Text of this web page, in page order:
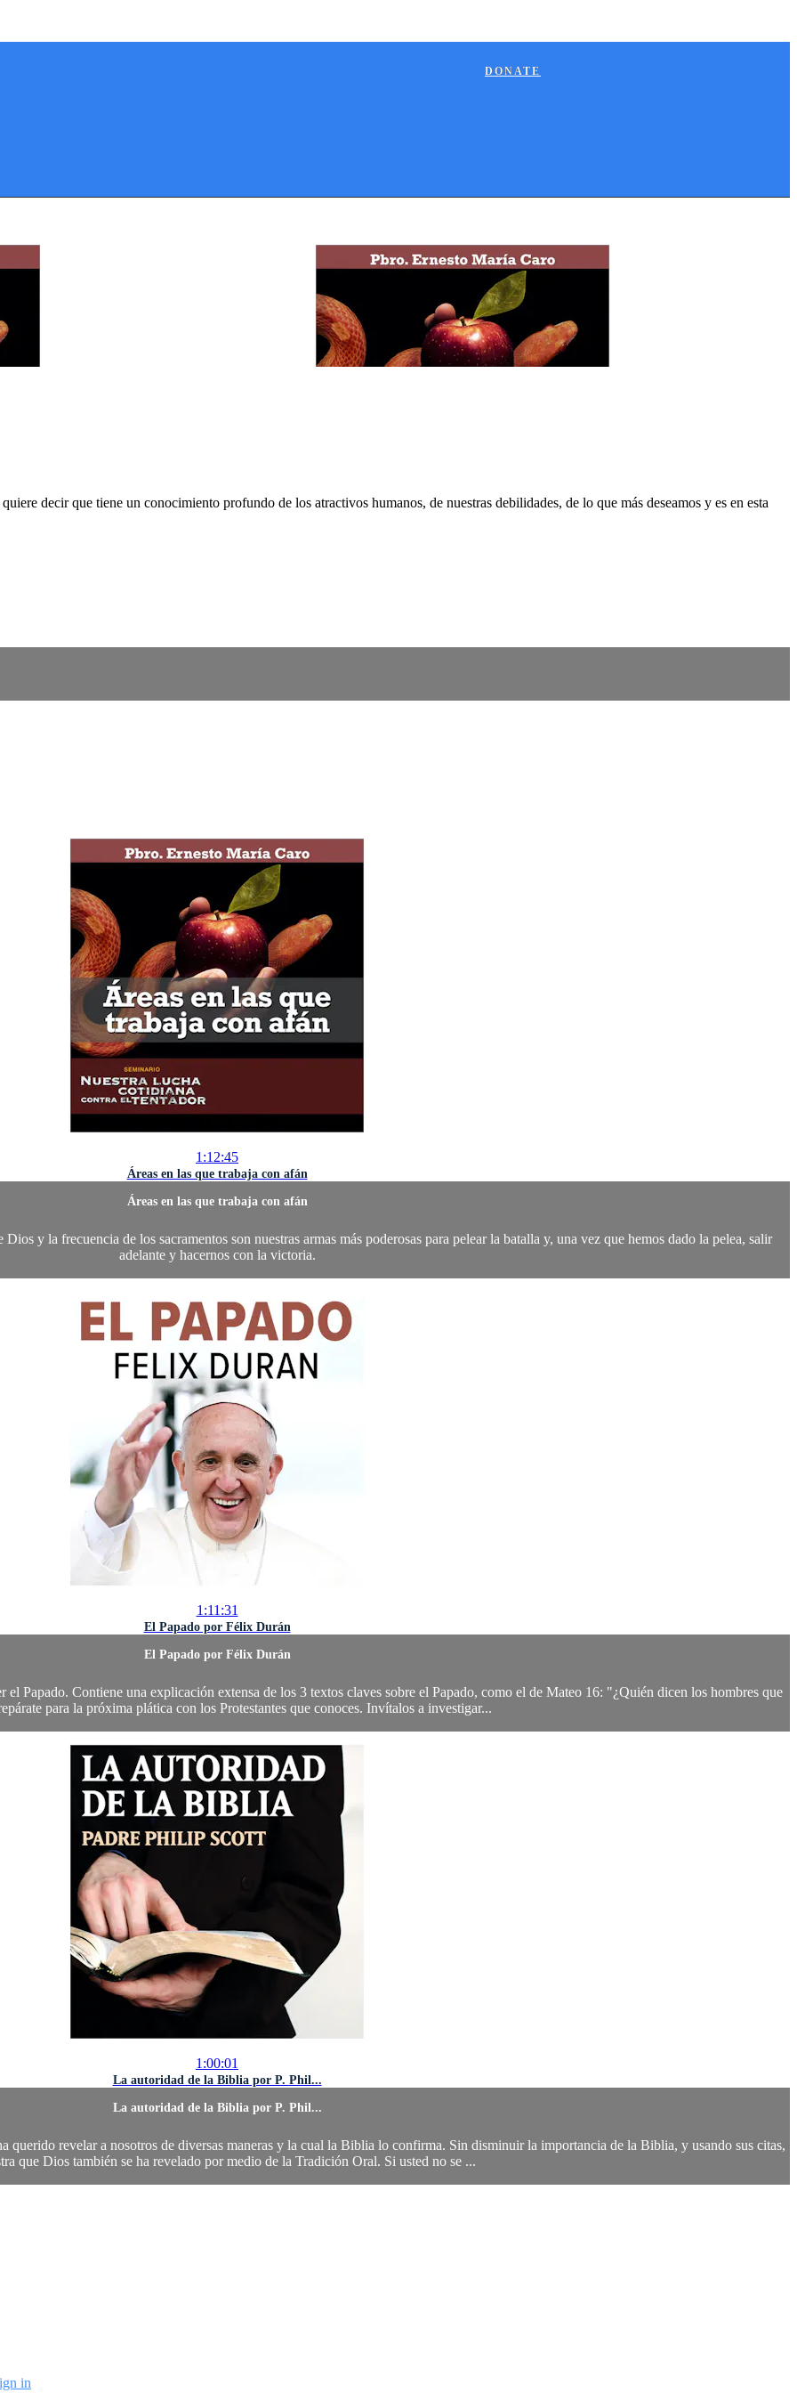
DONATE
decir que tiene un conocimiento profundo de los atractivos humanos, de nuestras debilidades, de lo que más deseamos y es en esta
1:12:45
Áreas en las que trabaja con afán
Áreas en las que trabaja con afán
y la frecuencia de los sacramentos son nuestras armas más poderosas para pelear la batalla y, una vez que hemos dado la pelea, salir
adelante y hacernos con la victoria.
1:11:31
El Papado por Félix Durán
El Papado por Félix Durán
Papado. Contiene una explicación extensa de los 3 textos claves sobre el Papado, como el de Mateo 16: "¿Quién dicen los hombres que
para la próxima plática con los Protestantes que conoces. Invítalos a investigar...
1:00:01
La autoridad de la Biblia por P. Phil...
La autoridad de la Biblia por P. Phil...
querido revelar a nosotros de diversas maneras y la cual la Biblia lo confirma. Sin disminuir la importancia de la Biblia, y usando sus citas,
que Dios también se ha revelado por medio de la Tradición Oral. Si usted no se ...
in